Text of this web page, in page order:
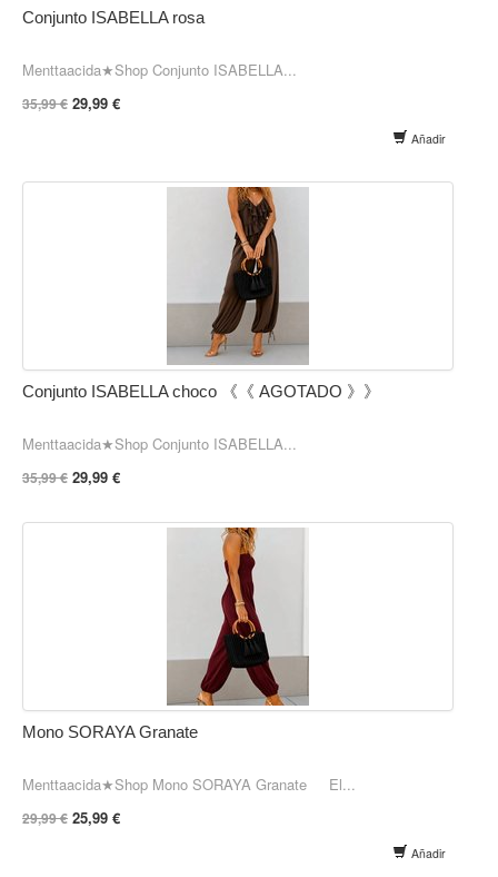
Conjunto ISABELLA rosa
Menttaacida★Shop Conjunto ISABELLA...
35,99 € 29,99 €
Añadir
Conjunto ISABELLA choco 《《 AGOTADO 》》
Menttaacida★Shop Conjunto ISABELLA...
35,99 € 29,99 €
Mono SORAYA Granate
Menttaacida★Shop Mono SORAYA Granate El...
29,99 € 25,99 €
Añadir